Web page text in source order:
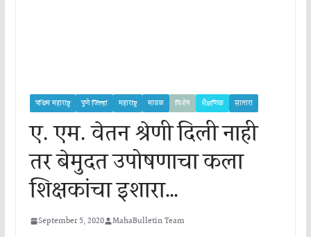
पश्चिम महाराष्ट्र पुणे जिल्हा महाराष्ट्र मावळ विशेष शैक्षणिक सातारा
ए. एम. वेतन श्रेणी दिली नाही
तर बेमुदत उपोषणाचा कला
शिक्षकांचा इशारा…
September 5, 2020 MahaBulletin Team